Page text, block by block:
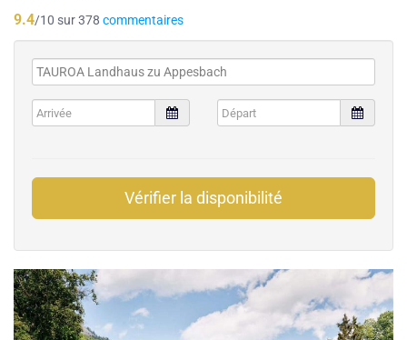
9.4/10 sur 378 commentaires
Vérifier la disponibilité